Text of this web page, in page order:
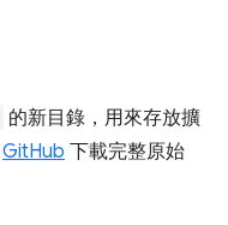
的新目錄，用來存放擴
GitHub 下載完整原始